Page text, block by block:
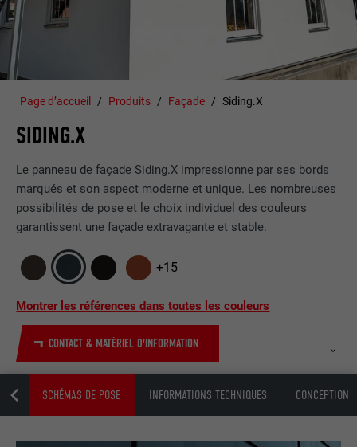
Page d’accueil Produits Façade Siding.X
SIDING.X
Le panneau de façade Siding.X impressionne par ses bords
marqués et son aspect moderne et unique. Les nombreuses
possibilités de pose et le choix individuel des couleurs
garantissent une façade extravagante et stable.
+15
Montrer les références dans toutes les couleurs
CONTACT & MATÉRIEL D'INFORMATION
SCHÉMAS DE POSE INFORMATIONS TECHNIQUES CONCEPTION